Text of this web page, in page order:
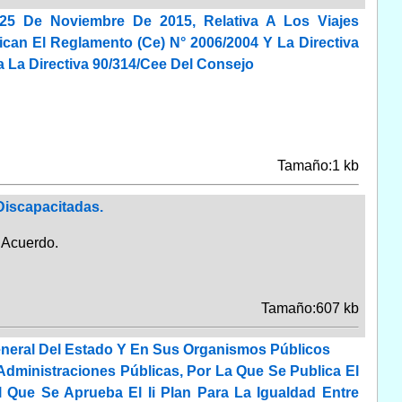
De Noviembre De 2015, Relativa A Los Viajes
El Reglamento (Ce) N° 2006/2004 Y La Directiva
La Directiva 90/314/Cee Del Consejo
Tamaño:1 kb
Acuerdo.
Tamaño:607 kb
Del Estado Y En Sus Organismos Públicos
Públicas, Por La Que Se Publica El
Se Aprueba El Ii Plan Para La Igualdad Entre